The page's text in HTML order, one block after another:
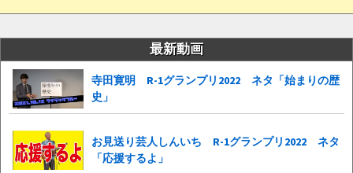
最新動画
寺田寛明 R-1グランプリ2022 ネタ「始まりの歴
史」
お見送り芸人しんいち R-1グランプリ2022 ネタ
「応援するよ」